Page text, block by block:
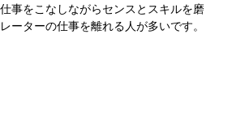
事をこなしながらセンスとスキルを磨
ーターの仕事を離れる人が多いです。